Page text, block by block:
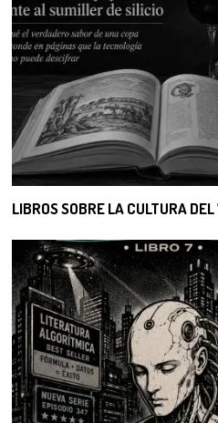
LIBROS SOBRE LA CULTURA